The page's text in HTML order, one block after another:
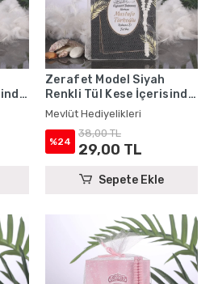
-
Zerafet Model Siyah
Renkli Tül Kese İçerisinde
Yasin Kitabı ve Tesbih -
Mevlüt Hediyelikleri
Mevlüt Hediyelikleri
%24
38,00 TL
29,00 TL
Sepete Ekle